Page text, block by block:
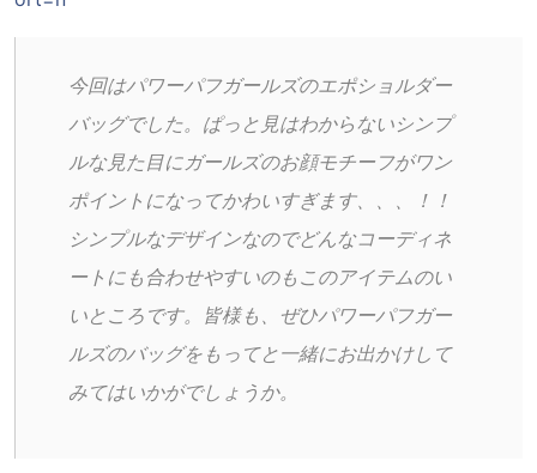
今回はパワーパフガールズのエポショルダー
バッグでした。ぱっと見はわからないシンプ
ルな見た目にガールズのお顔モチーフがワン
ポイントになってかわいすぎます、、、！！
シンプルなデザインなのでどんなコーディネ
ートにも合わせやすいのもこのアイテムのい
いところです。皆様も、ぜひパワーパフガー
ルズのバッグをもってと一緒にお出かけして
みてはいかがでしょうか。